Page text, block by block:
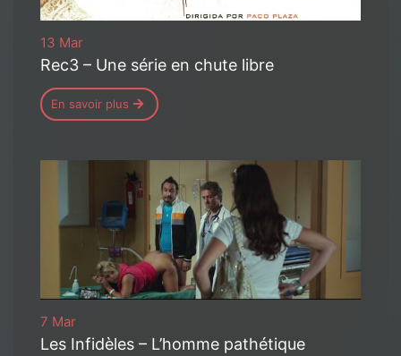
13 Mar
Rec3 – Une série en chute libre
En savoir plus
7 Mar
Les Infidèles – L’homme pathétique